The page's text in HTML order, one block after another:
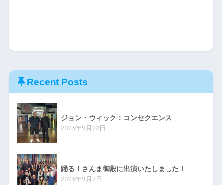
Recent Posts
ジョン・ウィック：コンセクエンス
2023年9月22日
踊る！さんま御殿に出演いたしました！
2023年9月7日